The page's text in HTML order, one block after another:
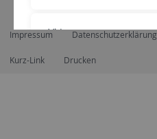
Impressum Datenschutzerklärung
Kurz-Link Drucken
Videos